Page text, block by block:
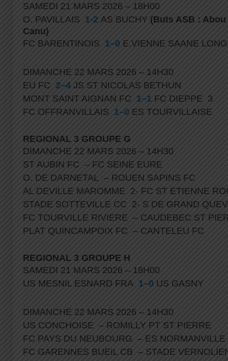
SAMEDI 21 MARS 2026 – 18H00
O. PAVILLAIS 1-2 AS BUCHY (Buts ASB :
Canu)
FC BARENTINOIS 1–0 E.VIENNE SAANE
DIMANCHE 22 MARS 2026 – 14H30
EU FC 2–4 JS ST NICOLAS BETHUN
MONT SAINT AIGNAN FC 1–1 FC DIEPPE 3
FC OFFRANVILLAIS 1–0 ES TOURVILLAISE
REGIONAL 3 GROUPE G
DIMANCHE 22 MARS 2026 – 14H30
ST AUBIN FC – FC SEINE EURE
O. DE DARNETAL – ROUEN SAPINS FC
AL DEVILLE MAROMME 2- FC ST ETIENNE
STADE SOTTEVILLE CC 2- S DE GRAND
FC TOURVILLE RIVIERE – CAUDEBEC ST
PLAT QUINCAMPOIX FC – CANTELEU FC
REGIONAL 3 GROUPE H
SAMEDI 21 MARS 2026 – 18H00
US MESNIL ESNARD FRA 1–0 US GASNY
DIMANCHE 22 MARS 2026 – 14H30
US CONCHOISE – ROMILLY PT ST PIERRE
FC PAYS DU NEUBOURG – ES
FC GARENNES BUEIL CB – STADE